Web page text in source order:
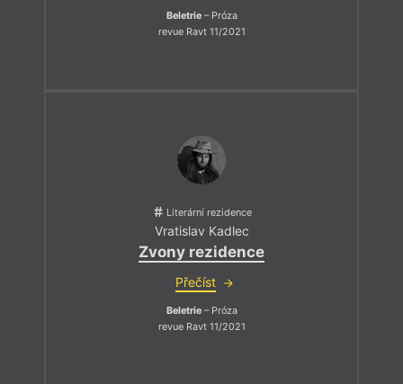
Beletrie– Próza
revue Ravt 11/2021
Literární rezidence
Vratislav Kadlec
Zvony rezidence
Přečíst
Beletrie– Próza
revue Ravt 11/2021